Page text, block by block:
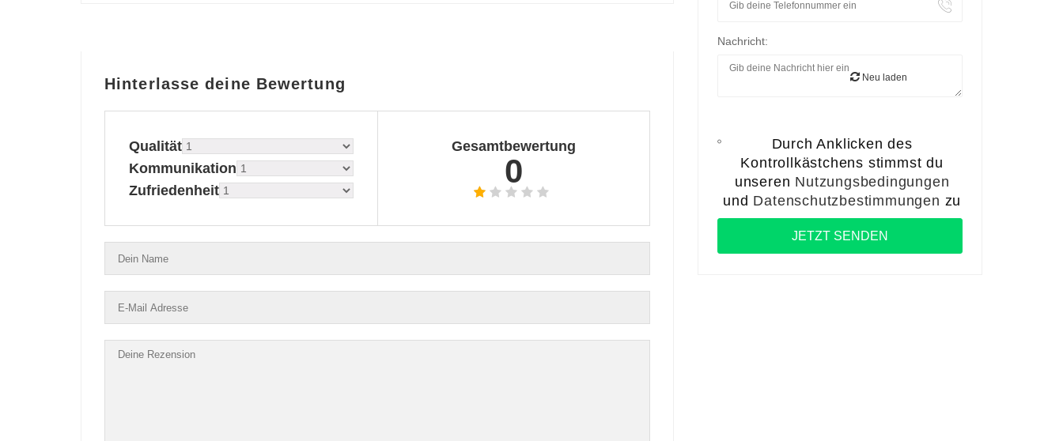
Hinterlasse deine Bewertung
Qualität
Kommunikation
Zufriedenheit
Gesamtbewertung
0
Nachricht:
Neu laden
Durch Anklicken des
Kontrollkästchens stimmst du
unseren Nutzungsbedingungen
und Datenschutzbestimmungen zu